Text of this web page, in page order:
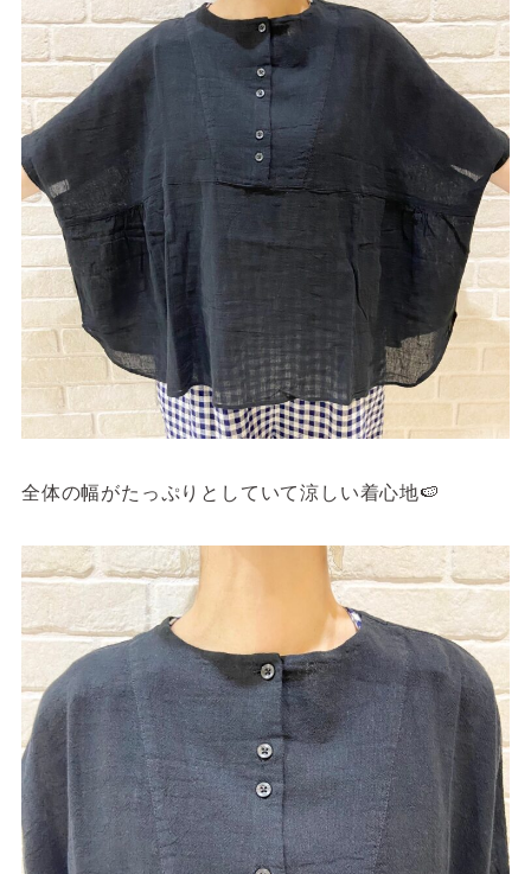
全体の幅がたっぷりとしていて涼しい着心地🍉